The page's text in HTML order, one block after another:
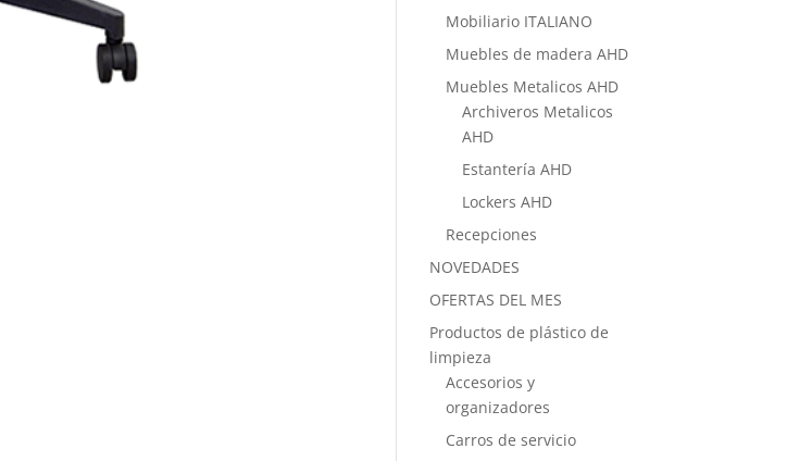
Mobiliario ITALIANO
Muebles de madera AHD
Muebles Metalicos AHD
Archiveros Metalicos
AHD
Estantería AHD
Lockers AHD
Recepciones
NOVEDADES
OFERTAS DEL MES
Productos de plástico de
limpieza
Accesorios y
organizadores
Carros de servicio